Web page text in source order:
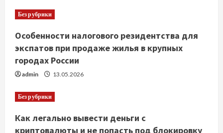
Без рубрики
Особенности налогового резидентства для
экспатов при продаже жилья в крупных
городах России
admin 13.05.2026
Без рубрики
Как легально вывести деньги с
криптовалюты и не попасть под блокировку